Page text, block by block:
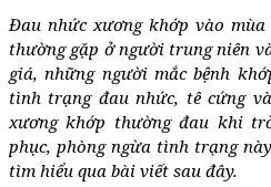
Đau nhức xương khớp vào
thường gặp ở người trung niên
giá, những người mắc bệnh
tình trạng đau nhức, tê cứng
xương khớp thường đau khi
phục, phòng ngừa tình trạng
tìm hiểu qua bài viết sau đây.